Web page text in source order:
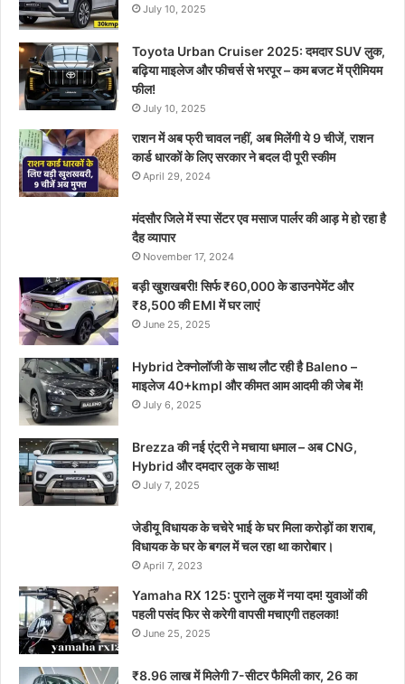
July 10, 2025
Toyota Urban Cruiser 2025: दमदार SUV लुक,
बढ़िया माइलेज और फीचर्स से भरपूर – कम बजट में प्रीमियम
फील!
July 10, 2025
राशन में अब फ्री चावल नहीं, अब मिलेंगी ये 9 चीजें, राशन
कार्ड धारकों के लिए सरकार ने बदल दी पूरी स्कीम
April 29, 2024
मंदसौर जिले में स्पा सेंटर एव मसाज पार्लर की आड़ मे हो रहा है
दैह व्यापार
November 17, 2024
बड़ी खुशखबरी! सिर्फ ₹60,000 के डाउनपेमेंट और
₹8,500 की EMI में घर लाएं
June 25, 2025
Hybrid टेक्नोलॉजी के साथ लौट रही है Baleno –
माइलेज 40+kmpl और कीमत आम आदमी की जेब में!
July 6, 2025
Brezza की नई एंट्री ने मचाया धमाल – अब CNG,
Hybrid और दमदार लुक के साथ!
July 7, 2025
जेडीयू विधायक के चचेरे भाई के घर मिला करोड़ों का शराब,
विधायक के घर के बगल में चल रहा था कारोबार।
April 7, 2023
Yamaha RX 125: पुराने लुक में नया दम! युवाओं की
पहली पसंद फिर से करेगी वापसी मचाएगी तहलका!
June 25, 2025
₹8.96 लाख में मिलेगी 7-सीटर फैमिली कार, 26 का